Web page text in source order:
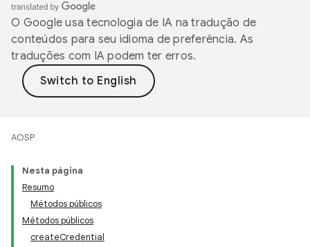
O Google usa tecnologia de IA na tradução de
conteúdos para seu idioma de preferência. As
traduções com IA podem ter erros.
AOSP
Nesta página
Resumo
Métodos públicos
Métodos públicos
createCredential